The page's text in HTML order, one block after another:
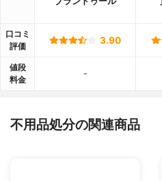
口コミ
評価
3.90
値段
料金
-
不用品処分の関連商品